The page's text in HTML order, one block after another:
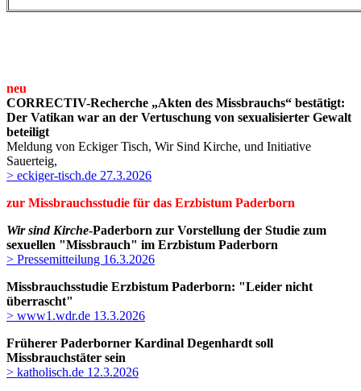
neu
CORRECTIV-Recherche „Akten des Missbrauchs“ bestätigt:
Der Vatikan war an der Vertuschung von sexualisierter Gewalt
beteiligt
Meldung von Eckiger Tisch, Wir Sind Kirche, und Initiative
Sauerteig,
> eckiger-tisch.de 27.3.2026
zur Missbrauchsstudie für das Erzbistum Paderborn
Wir sind Kirche-Paderborn zur Vorstellung der Studie zum
sexuellen "Missbrauch" im Erzbistum Paderborn
> Pressemitteilung 16.3.2026
Missbrauchsstudie Erzbistum Paderborn: "Leider nicht
überrascht"
> www1.wdr.de 13.3.2026
Früherer Paderborner Kardinal Degenhardt soll
Missbrauchstäter sein
> katholisch.de 12.3.2026